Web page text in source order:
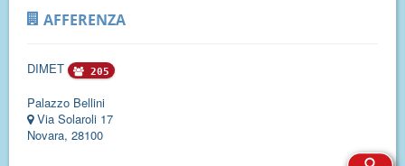
AFFERENZA
DIMET 205
Palazzo Bellini
Via Solaroli 17
Novara, 28100